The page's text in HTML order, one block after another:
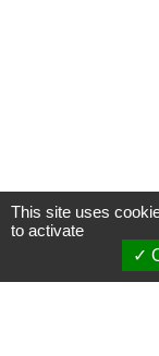
This site uses
to activate